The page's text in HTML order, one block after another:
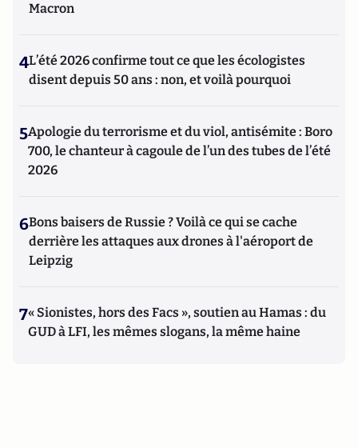
Macron
4L’été 2026 confirme tout ce que les écologistes
disent depuis 50 ans : non, et voilà pourquoi
5Apologie du terrorisme et du viol, antisémite : Boro
700, le chanteur à cagoule de l’un des tubes de l’été
2026
6Bons baisers de Russie ? Voilà ce qui se cache
derrière les attaques aux drones à l'aéroport de
Leipzig
7« Sionistes, hors des Facs », soutien au Hamas : du
GUD à LFI, les mêmes slogans, la même haine